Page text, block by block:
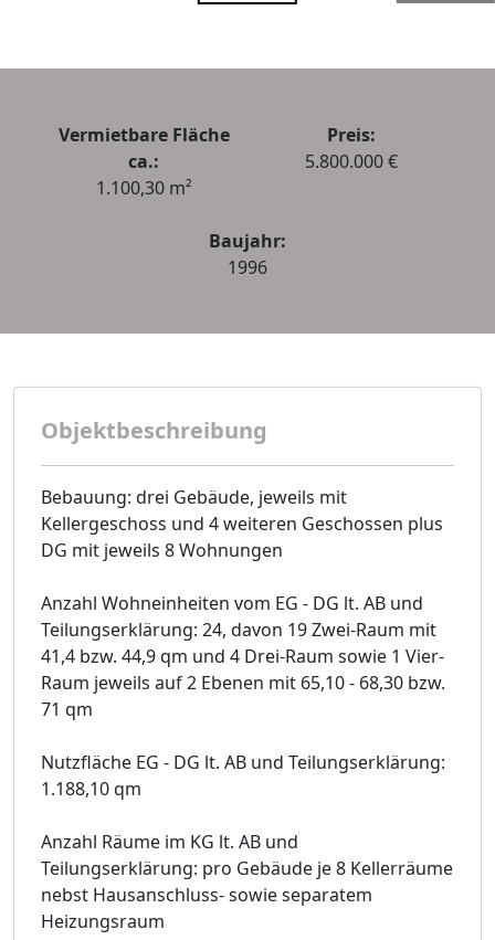
Vermietbare Fläche
ca.:
1.100,30 m²
Preis:
5.800.000 €
Baujahr:
1996
Objektbeschreibung
Bebauung: drei Gebäude, jeweils mit
Kellergeschoss und 4 weiteren Geschossen plus
DG mit jeweils 8 Wohnungen
Anzahl Wohneinheiten vom EG - DG lt. AB und
Teilungserklärung: 24, davon 19 Zwei-Raum mit
41,4 bzw. 44,9 qm und 4 Drei-Raum sowie 1 Vier-
Raum jeweils auf 2 Ebenen mit 65,10 - 68,30 bzw.
71 qm
Nutzfläche EG - DG lt. AB und Teilungserklärung:
1.188,10 qm
Anzahl Räume im KG lt. AB und
Teilungserklärung: pro Gebäude je 8 Kellerräume
nebst Hausanschluss- sowie separatem
Heizungsraum